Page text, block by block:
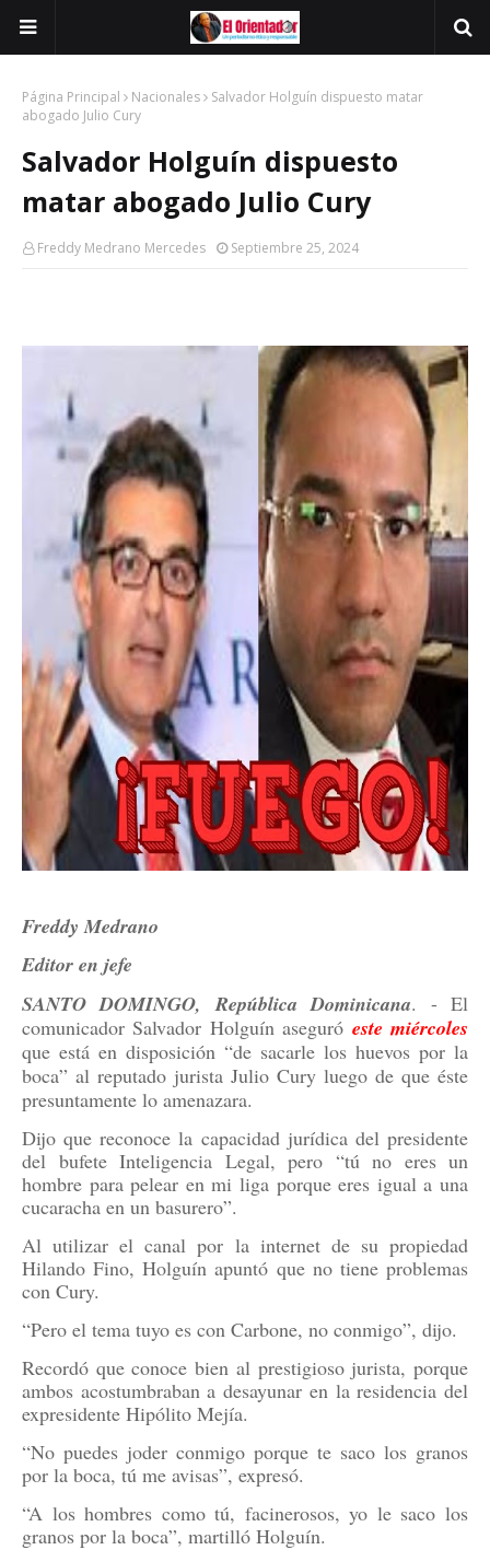
Página Principal Nacionales
Salvador Holguín dispuesto matar
abogado Julio Cury
Salvador Holguín dispuesto
matar abogado Julio Cury
Freddy Medrano Mercedes Septiembre 25, 2024
Freddy Medrano
Editor en jefe
SANTO DOMINGO, República Dominicana. - El
comunicador Salvador Holguín aseguró este miércoles
que está en disposición “de sacarle los huevos por la
boca” al reputado jurista Julio Cury luego de que éste
presuntamente lo amenazara.
Dijo que reconoce la capacidad jurídica del presidente
del bufete Inteligencia Legal, pero “tú no eres un
hombre para pelear en mi liga porque eres igual a una
cucaracha en un basurero”.
Al utilizar el canal por la internet de su propiedad
Hilando Fino, Holguín apuntó que no tiene problemas
con Cury.
“Pero el tema tuyo es con Carbone, no conmigo”, dijo.
Recordó que conoce bien al prestigioso jurista, porque
ambos acostumbraban a desayunar en la residencia del
expresidente Hipólito Mejía.
“No puedes joder conmigo porque te saco los granos
por la boca, tú me avisas”, expresó.
“A los hombres como tú, facinerosos, yo le saco los
granos por la boca”, martilló Holguín.